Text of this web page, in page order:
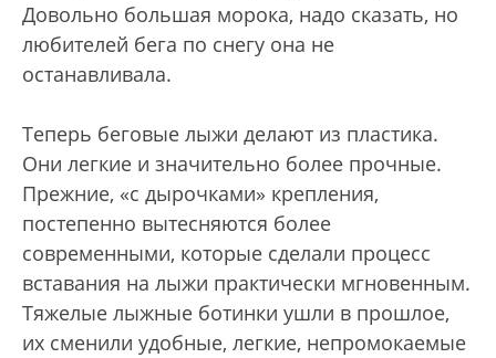
Довольно большая морока, надо сказать, но
любителей бега по снегу она не
останавливала.
Теперь беговые лыжи делают из пластика.
Они легкие и значительно более прочные.
Прежние, «с дырочками» крепления,
постепенно вытесняются более
современными, которые сделали процесс
вставания на лыжи практически мгновенным.
Тяжелые лыжные ботинки ушли в прошлое,
их сменили удобные, легкие, непромокаемые